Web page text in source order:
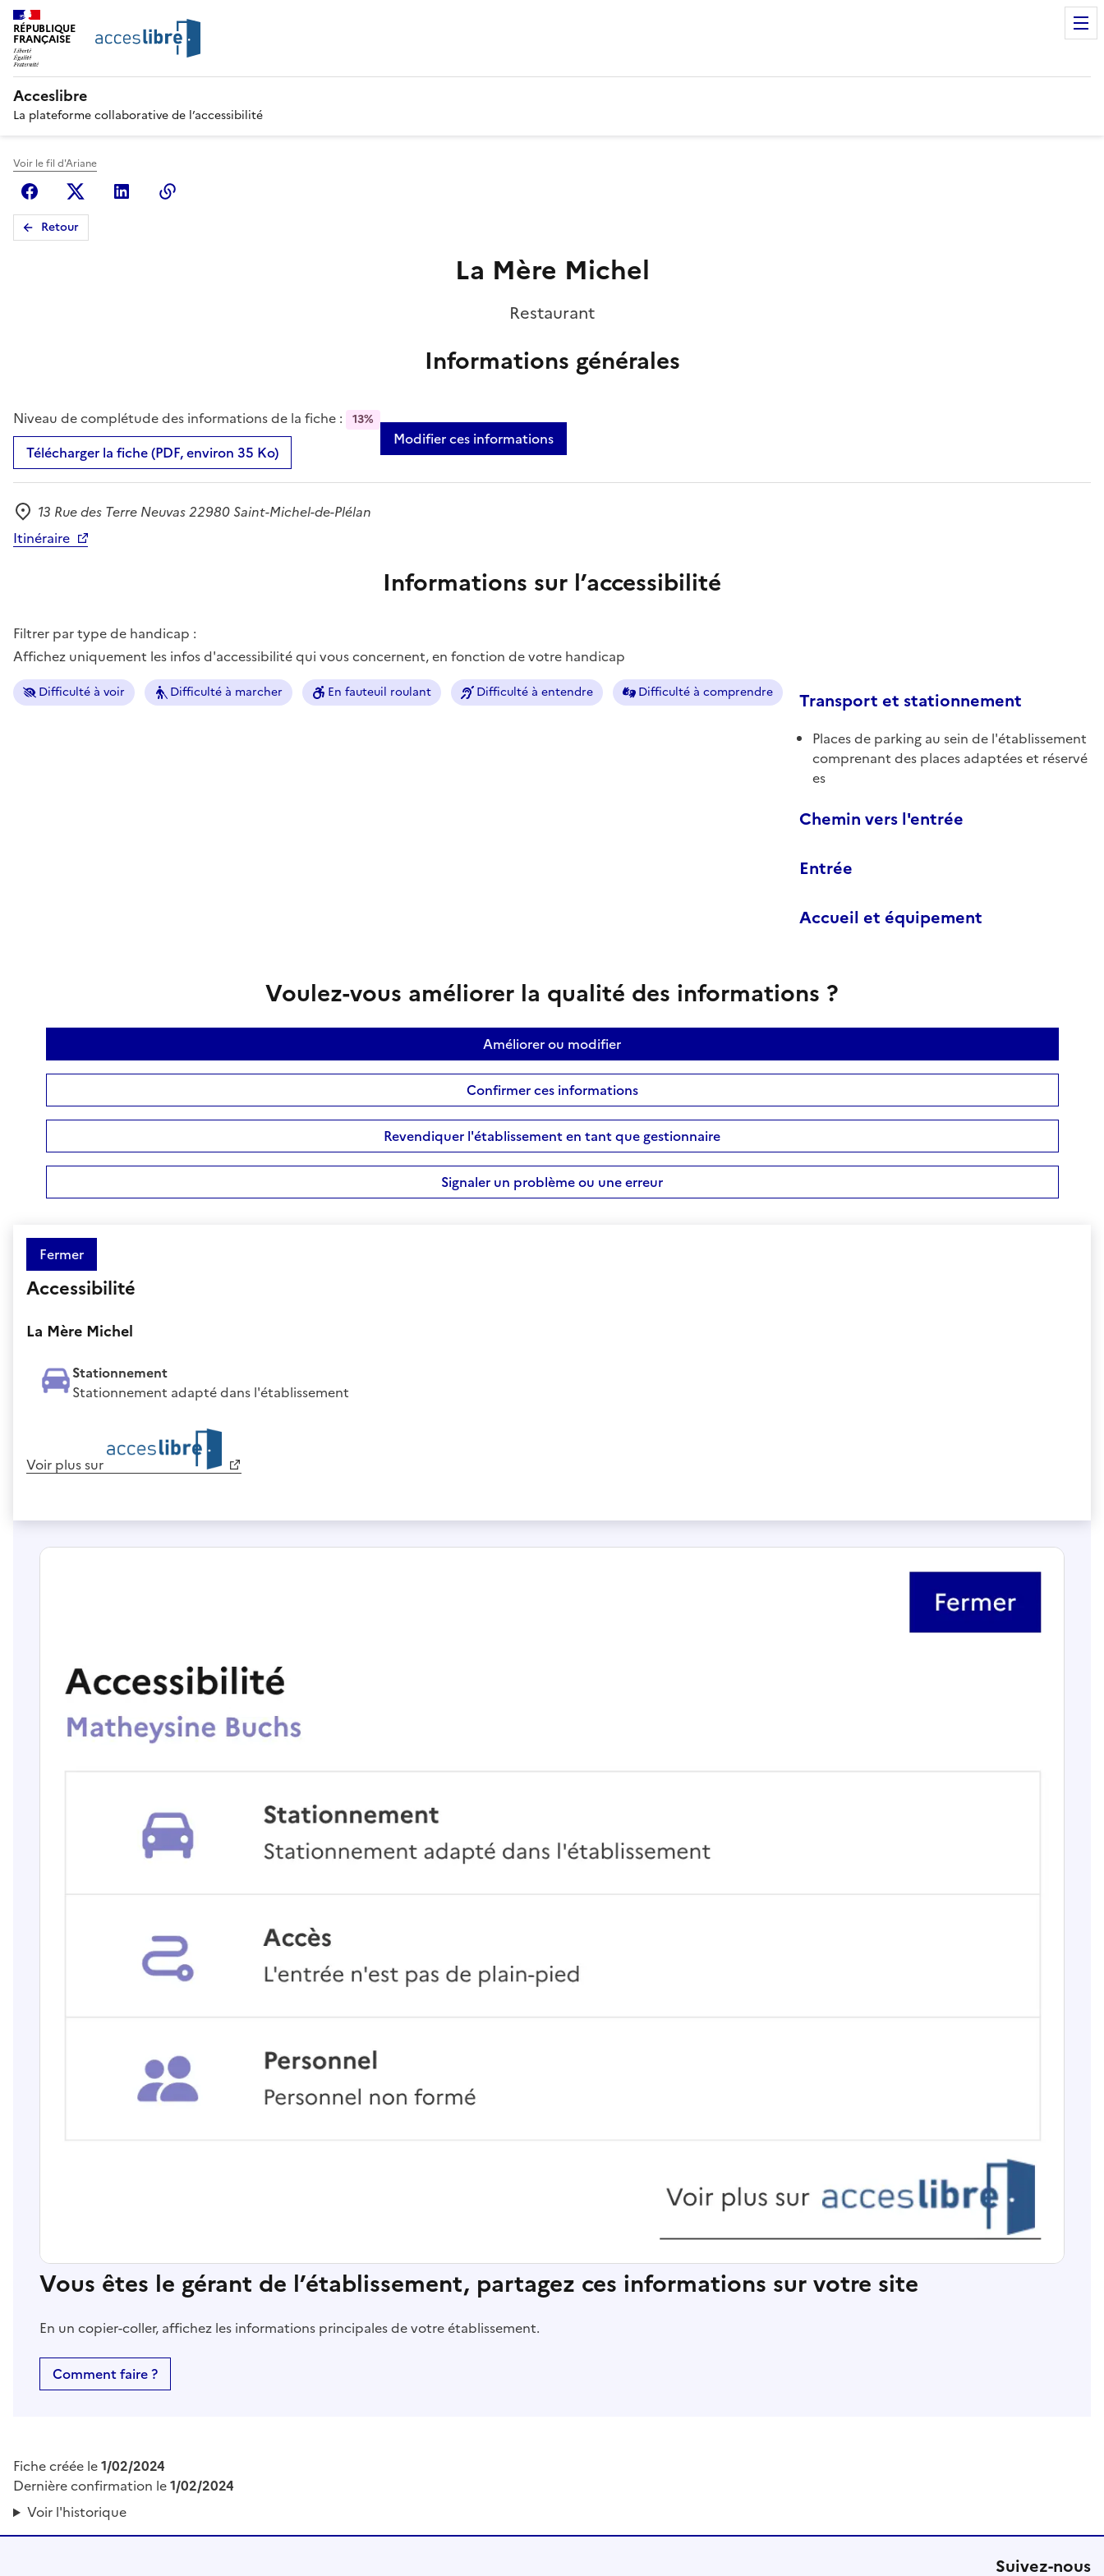
RÉPUBLIQUE
FRANÇAISE
Acceslibre
La plateforme collaborative de l’accessibilité
Voir le fil d'Ariane
FacebookX (anciennement Twitter)
Linkedin
Retour
La Mère Michel
Restaurant
Informations générales
Niveau de complétude des informations de la fiche : 13%
Télécharger la fiche (PDF, environ 35 Ko)
Modifier ces informations
Adresse
13 Rue des Terre Neuvas 22980 Saint-Michel-de-Plélan
Itinéraire
Informations sur l’accessibilité
Filtrer par type de handicap :
Affichez uniquement les infos d'accessibilité qui vous concernent, en fonction de votre handicap
Difficulté à voir Difficulté à marcher En fauteuil roulant Difficulté à entendre Difficulté à comprendre Transport et stationnement
Places de parking au sein de l'établissement
comprenant des places adaptées et réservé
es
Chemin vers l'entrée
Entrée
Accueil et équipement
Voulez-vous améliorer la qualité des informations ?
Améliorer ou modifier
Confirmer ces informations
Revendiquer l'établissement en tant que gestionnaire
Signaler un problème ou une erreur
Fermer
Accessibilité
La Mère Michel
Stationnement
Stationnement adapté dans l'établissement
Voir plus sur
Vous êtes le gérant de l’établissement, partagez ces informations sur votre site
En un copier-coller, affichez les informations principales de votre établissement.
Comment faire ?
Fiche créée le1/02/2024
Dernière confirmation le1/02/2024
Voir l'historique
Suivez-nous